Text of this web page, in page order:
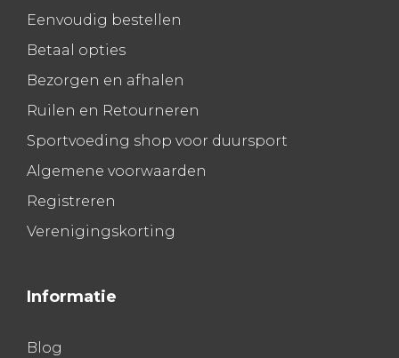
Eenvoudig bestellen
Betaal opties
Bezorgen en afhalen
Ruilen en Retourneren
Sportvoeding shop voor duursport
Algemene voorwaarden
Registreren
Verenigingskorting
Informatie
Blog